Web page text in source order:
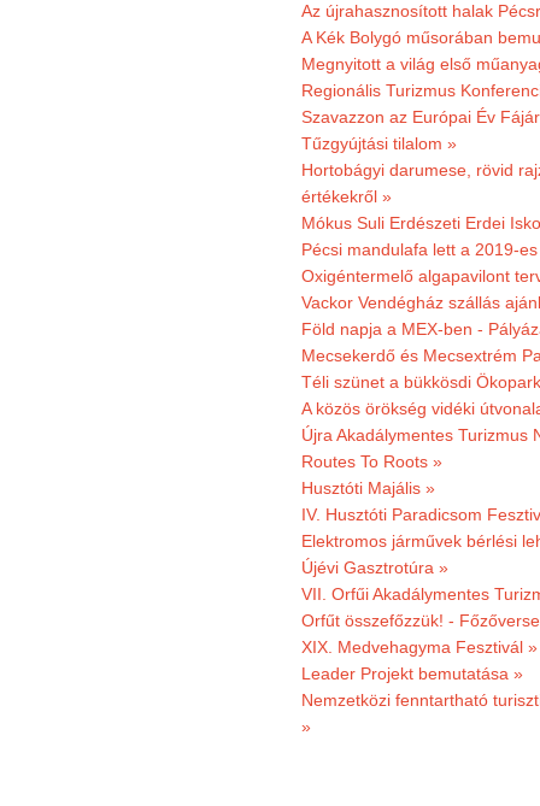
Az újrahasznosított halak
A Kék Bolygó műsorában
Megnyitott a világ első
Regionális Turizmus
Szavazzon az Európai Év
Tűzgyújtási tilalom »
Hortobágyi darumese, rövid
értékekről »
Mókus Suli Erdészeti Erdei
Pécsi mandulafa lett a 2019-
Oxigéntermelő algapavilont
Vackor Vendégház szállás
Föld napja a MEX-ben -
Mecsekerdő és Mecsextrém
Téli szünet a bükkösdi
A közös örökség vidéki
Újra Akadálymentes Turizmus
Routes To Roots »
Husztóti Majális »
IV. Husztóti Paradicsom
Elektromos járművek bérlési
Újévi Gasztrotúra »
VII. Orfűi Akadálymentes
Orfűt összefőzzük! -
XIX. Medvehagyma Fesztivál »
Leader Projekt bemutatása »
Nemzetközi fenntartható
»